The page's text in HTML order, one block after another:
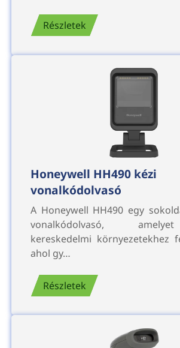
Részletek
Honeywell HH490 kézi
vonalkódolvasó
A Honeywell HH490 egy
vonalkódolvasó,
kereskedelmi környezetekhez
ahol gy…
Részletek